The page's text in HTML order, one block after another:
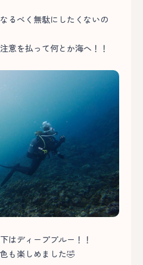
るべく無駄にしたくないの
意を払って何とか海へ！！
はディープブルー！！
も楽しめました🤣